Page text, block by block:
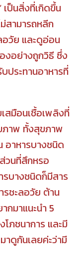
เป็นสิ่งที่เกิดขึ้น
สามารถหลีก
อวัย และดูอ่อน
งอย่างถูกวิธี ซึ่ง
ประทานอาหารที่
เสมือนเชื้อเพลิงที่
ภาพ ทั้งสุขภาพ
อาหารบางชนิด
วนที่สึกหรอ
รบางชนิดก็มีสาร
ชะลอวัย ต้าน
กมาแนะนำ 5
ภชนาการ และมี
าดูกันเลยค่ะว่ามี